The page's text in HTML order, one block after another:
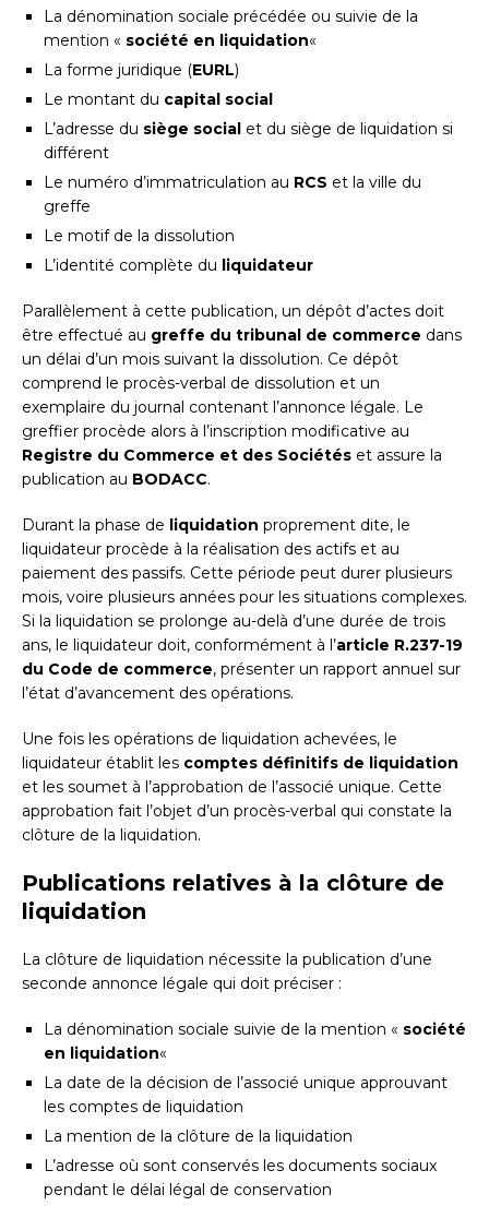
La dénomination sociale précédée ou suivie de la
mention « société en liquidation«
La forme juridique (EURL)
Le montant du capital social
L’adresse du siège social et du siège de liquidation si
différent
Le numéro d’immatriculation au RCS et la ville du
greffe
Le motif de la dissolution
L’identité complète du liquidateur
Parallèlement à cette publication, un dépôt d’actes doit
être effectué au greffe du tribunal de commerce dans
un délai d’un mois suivant la dissolution. Ce dépôt
comprend le procès-verbal de dissolution et un
exemplaire du journal contenant l’annonce légale. Le
greffier procède alors à l’inscription modificative au
Registre du Commerce et des Sociétés et assure la
publication au BODACC.
Durant la phase de liquidation proprement dite, le
liquidateur procède à la réalisation des actifs et au
paiement des passifs. Cette période peut durer plusieurs
mois, voire plusieurs années pour les situations complexes.
Si la liquidation se prolonge au-delà d’une durée de trois
ans, le liquidateur doit, conformément à l’article R.237-19
du Code de commerce, présenter un rapport annuel sur
l’état d’avancement des opérations.
Une fois les opérations de liquidation achevées, le
liquidateur établit les comptes définitifs de liquidation
et les soumet à l’approbation de l’associé unique. Cette
approbation fait l’objet d’un procès-verbal qui constate la
clôture de la liquidation.
Publications relatives à la clôture de
liquidation
La clôture de liquidation nécessite la publication d’une
seconde annonce légale qui doit préciser :
La dénomination sociale suivie de la mention « société
en liquidation«
La date de la décision de l’associé unique approuvant
les comptes de liquidation
La mention de la clôture de la liquidation
L’adresse où sont conservés les documents sociaux
pendant le délai légal de conservation